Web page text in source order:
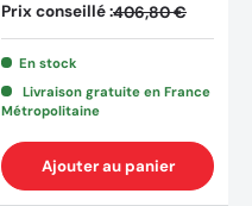
(23
Prix conseillé :406,80 €
En stock
Livraison gratuite en France
Métropolitaine
Ajouter au panier